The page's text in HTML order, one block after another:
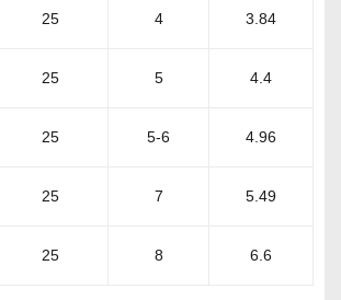
25 4 3.84
25 5 4.4
25 5-6 4.96
25 7 5.49
25 8 6.6